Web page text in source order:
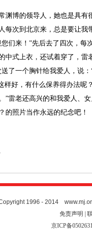
博的领导人，她也是具有
每次到北京来，总是要让我
们来！”先后去了四次，每
中式上衣，还试着穿了，雷
了一个胸针给我爱人，说
样好，有什么保养得办法呢
”雷老还高兴的和我爱人、
的照片当作永远的纪念吧！